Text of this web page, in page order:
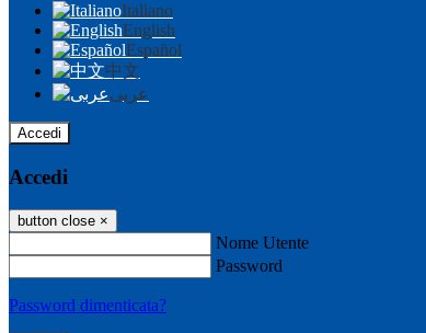
Italiano
English
Español
中文
عربى
Accedi
Accedi
button close ×
Nome Utente
Password
Password dimenticata?